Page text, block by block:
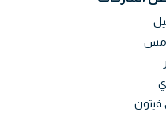
فيتون